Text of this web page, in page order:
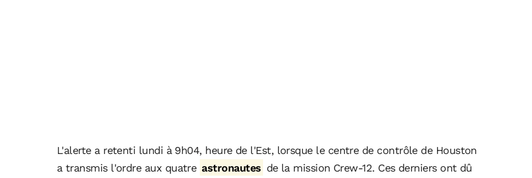
L'alerte a retenti lundi à 9h04, heure de l'Est, lorsque le centre de contrôle de Houston
a transmis l'ordre aux quatre astronautes de la mission Crew-12. Ces derniers ont dû